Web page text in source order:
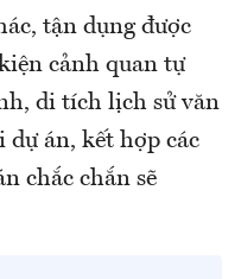
tận dụng được
cảnh quan tự
di tích lịch sử văn
dự án, kết hợp các
chắc chắn sẽ